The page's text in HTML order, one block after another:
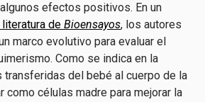
efectos positivos. En un
de Bioensayos, los autores
marco evolutivo para evaluar el
Como se indica en la
transferidas del bebé al cuerpo de la
como células madre para mejorar la